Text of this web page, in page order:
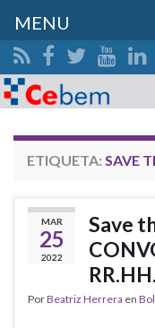
Search for:
ETIQUETA: SAVE
MAR
25
2022
Save
PorBeatriz Herrera en
MENU